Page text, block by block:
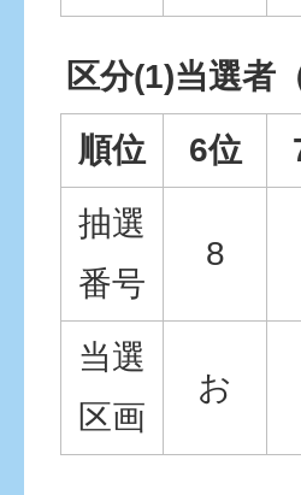
区分(1)当選者
順位
6位
抽選
番号
8
当選
区画
お